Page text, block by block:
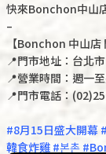
快來Bonchon中山
–
【Bonchon 中山店
📍門市地址：台北
📍營業時間：週一
📍門市電話：
#8月15日盛大開幕
韓食炸雞 #본촌